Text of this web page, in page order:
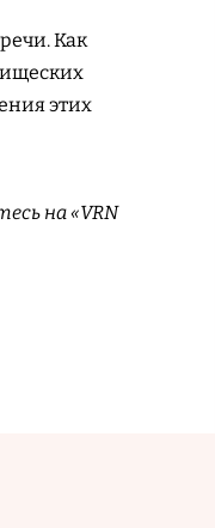
Как
этих
на «VRN